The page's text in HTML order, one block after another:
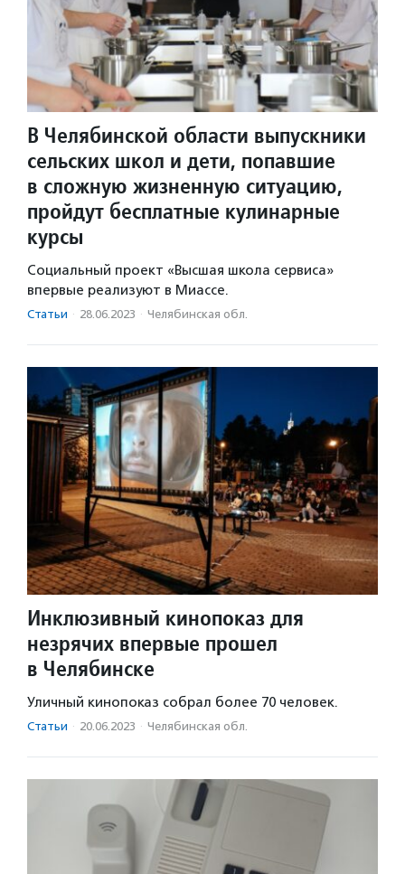
В Челябинской области выпускники
сельских школ и дети, попавшие
в сложную жизненную ситуацию,
пройдут бесплатные кулинарные
курсы
Социальный проект «Высшая школа сервиса»
впервые реализуют в Миассе.
Статьи · 28.06.2023 · Челябинская обл.
Инклюзивный кинопоказ для
незрячих впервые прошел
в Челябинске
Уличный кинопоказ собрал более 70 человек.
Статьи · 20.06.2023 · Челябинская обл.